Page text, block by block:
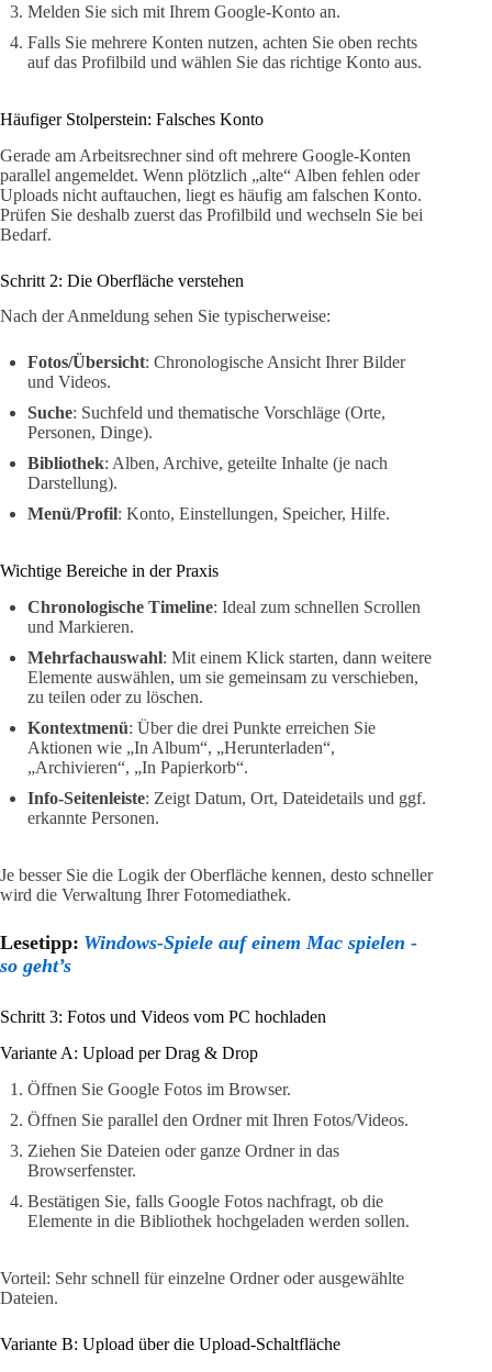
Melden Sie sich mit Ihrem Google-Konto an.
Falls Sie mehrere Konten nutzen, achten Sie oben rechts
auf das Profilbild und wählen Sie das richtige Konto aus.
Häufiger Stolperstein: Falsches Konto
Gerade am Arbeitsrechner sind oft mehrere Google-Konten
parallel angemeldet. Wenn plötzlich „alte“ Alben fehlen oder
Uploads nicht auftauchen, liegt es häufig am falschen Konto.
Prüfen Sie deshalb zuerst das Profilbild und wechseln Sie bei
Bedarf.
Schritt 2: Die Oberfläche verstehen
Nach der Anmeldung sehen Sie typischerweise:
Fotos/Übersicht: Chronologische Ansicht Ihrer Bilder
und Videos.
Suche: Suchfeld und thematische Vorschläge (Orte,
Personen, Dinge).
Bibliothek: Alben, Archive, geteilte Inhalte (je nach
Darstellung).
Menü/Profil: Konto, Einstellungen, Speicher, Hilfe.
Wichtige Bereiche in der Praxis
Chronologische Timeline: Ideal zum schnellen Scrollen
und Markieren.
Mehrfachauswahl: Mit einem Klick starten, dann weitere
Elemente auswählen, um sie gemeinsam zu verschieben,
zu teilen oder zu löschen.
Kontextmenü: Über die drei Punkte erreichen Sie
Aktionen wie „In Album“, „Herunterladen“,
„Archivieren“, „In Papierkorb“.
Info-Seitenleiste: Zeigt Datum, Ort, Dateidetails und ggf.
erkannte Personen.
Je besser Sie die Logik der Oberfläche kennen, desto schneller
wird die Verwaltung Ihrer Fotomediathek.
Lesetipp: Windows-Spiele auf einem Mac spielen -
so geht’s
Schritt 3: Fotos und Videos vom PC hochladen
Variante A: Upload per Drag & Drop
Öffnen Sie Google Fotos im Browser.
Öffnen Sie parallel den Ordner mit Ihren Fotos/Videos.
Ziehen Sie Dateien oder ganze Ordner in das
Browserfenster.
Bestätigen Sie, falls Google Fotos nachfragt, ob die
Elemente in die Bibliothek hochgeladen werden sollen.
Vorteil: Sehr schnell für einzelne Ordner oder ausgewählte
Dateien.
Variante B: Upload über die Upload-Schaltfläche